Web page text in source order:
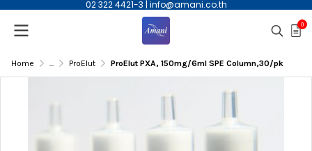
02 322 4421-3 | info@amani.co.th
0
Home ... ProElut ProElut PXA, 150mg/6ml SPE Column,30/pk